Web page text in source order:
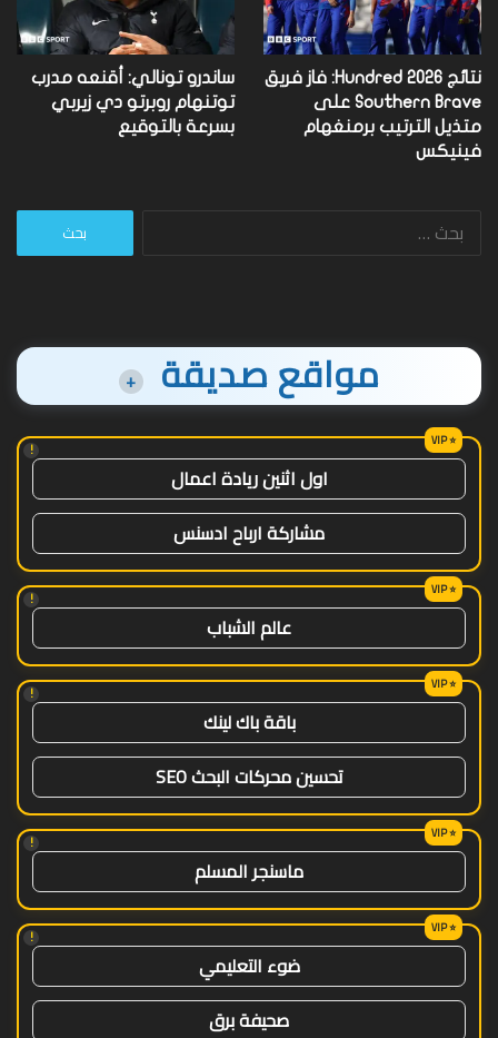
نتائج Hundred 2026: فاز فريق
Southern Brave على
متذيل الترتيب برمنغهام
فينيكس
ساندرو تونالي: أقنعه مدرب
توتنهام روبرتو دي زيربي
بسرعة بالتوقيع
البحث
مواقع صديقة +
!
اول اثنين ريادة اعمال
مشاركة ارباح ادسنس
!
عالم الشباب
!
باقة باك لينك
تحسين محركات البحث SEO
!
ماسنجر المسلم
!
ضوء التعليمي
صحيفة برق